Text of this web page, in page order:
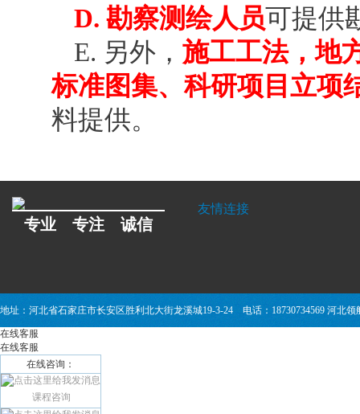
D. 勘察测绘人员可提供
E. 另外， 施工工法，地
标准图集、科研项目立项
料提供。
专业 专注 诚信
友情连接
地址：河北省石家庄市长安区胜利北大街龙溪城19-3-24 电话：18730734569 河北
在线客服
在线客服
在线咨询：
课程咨询